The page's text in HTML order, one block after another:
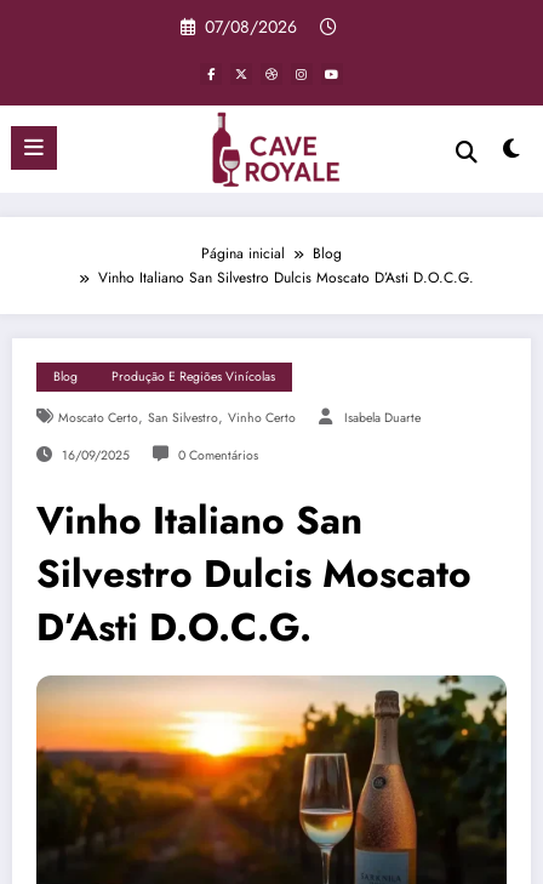
07/08/2026
Página inicial
Blog
Vinho Italiano San Silvestro Dulcis Moscato D’Asti D.O.C.G.
Blog Produção E Regiões Vinícolas
Moscato Certo, San Silvestro, Vinho Certo Isabela Duarte
16/09/2025 0 Comentários
Vinho Italiano San
Silvestro Dulcis Moscato
D’Asti D.O.C.G.